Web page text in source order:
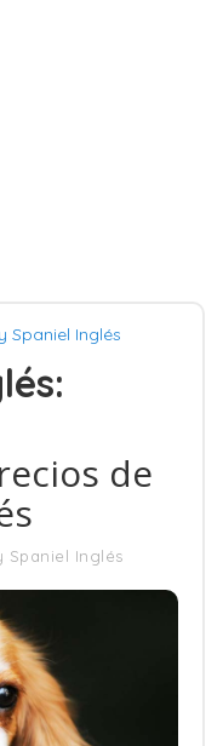
Spaniel Inglés
de
Spaniel Inglés